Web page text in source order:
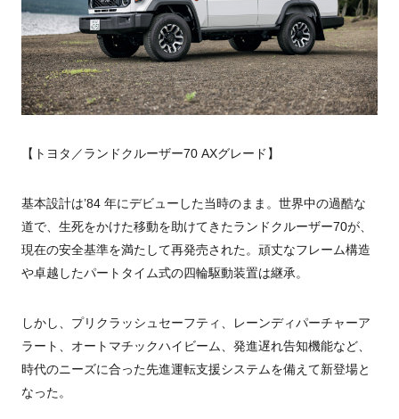
【トヨタ／ランドクルーザー70 AXグレード】
基本設計は’84 年にデビューした当時のまま。世界中の過酷な
道で、生死をかけた移動を助けてきたランドクルーザー70が、
現在の安全基準を満たして再発売された。頑丈なフレーム構造
や卓越したパートタイム式の四輪駆動装置は継承。
しかし、プリクラッシュセーフティ、レーンディパーチャーア
ラート、オートマチックハイビーム、発進遅れ告知機能など、
時代のニーズに合った先進運転支援システムを備えて新登場と
なった。